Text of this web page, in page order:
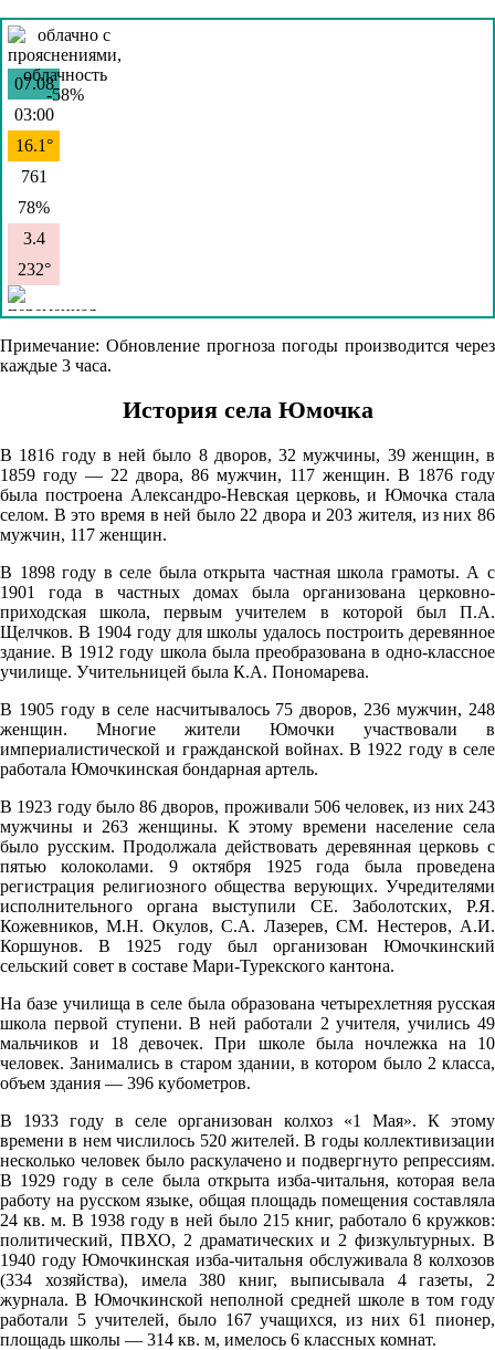
07.08
03:00
16.1°
761
78%
3.4
232°
07.08
06:00
77%
3.3
218°
07.08
09:00
21.5°
63%
5.2
07.08
12:00
27.3°
760
5.7
222°
07.08
15:00
28.1°
759
48%
6
219°
Примечание: Обновление прогноза погоды производится через
каждые 3 часа.
История села Юмочка
В 1816 году в ней было 8 дворов, 32 мужчины, 39 женщин, в
1859 году — 22 двора, 86 мужчин, 117 женщин. В 1876 году
была построена Александро-Невская церковь, и Юмочка стала
селом. В это время в ней было 22 двора и 203 жителя, из них 86
мужчин, 117 женщин.
В 1898 году в селе была открыта частная школа грамоты. А с
1901 года в частных домах была организована церковно-
приходская школа, первым учителем в которой был П.А.
Щелчков. В 1904 году для школы удалось построить деревянное
здание. В 1912 году школа была преобразована в одно-классное
училище. Учительницей была К.А. Пономарева.
В 1905 году в селе насчитывалось 75 дворов, 236 мужчин, 248
женщин. Многие жители Юмочки участвовали в
империалистической и гражданской войнах. В 1922 году в селе
работала Юмочкинская бондарная артель.
В 1923 году было 86 дворов, проживали 506 человек, из них 243
мужчины и 263 женщины. К этому времени население села
было русским. Продолжала действовать деревянная церковь с
пятью колоколами. 9 октября 1925 года была проведена
регистрация религиозного общества верующих. Учредителями
исполнительного органа выступили СЕ. Заболотских, Р.Я.
Кожевников, М.Н. Окулов, С.А. Лазерев, СМ. Нестеров, А.И.
Коршунов. В 1925 году был организован Юмочкинский
сельский совет в составе Мари-Турекского кантона.
На базе училища в селе была образована четырехлетняя русская
школа первой ступени. В ней работали 2 учителя, учились 49
мальчиков и 18 девочек. При школе была ночлежка на 10
человек. Занимались в старом здании, в котором было 2 класса,
объем здания — 396 кубометров.
В 1933 году в селе организован колхоз «1 Мая». К этому
времени в нем числилось 520 жителей. В годы коллективизации
несколько человек было раскулачено и подвергнуто репрессиям.
В 1929 году в селе была открыта изба-читальня, которая вела
работу на русском языке, общая площадь помещения составляла
24 кв. м. В 1938 году в ней было 215 книг, работало 6 кружков:
политический, ПВХО, 2 драматических и 2 физкультурных. В
1940 году Юмочкинская изба-читальня обслуживала 8 колхозов
(334 хозяйства), имела 380 книг, выписывала 4 газеты, 2
журнала. В Юмочкинской неполной средней школе в том году
работали 5 учителей, было 167 учащихся, из них 61 пионер,
площадь школы — 314 кв. м, имелось 6 классных комнат.